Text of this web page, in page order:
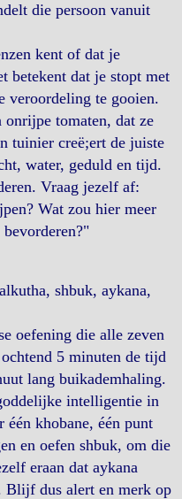
die persoon vanuit
kent of dat je
betekent dat je stopt met
veroordeling te gooien.
tomaten, dat ze
tuinier creë;ert de juiste
water, geduld en tijd.
Vraag jezelf af:
Wat zou hier meer
shbuk, aykana,
oefening die alle zeven
5 minuten de tijd
lang buikademhaling.
intelligentie in
khobane, één punt
en oefen shbuk, om die
eraan dat aykana
Blijf dus alert en merk op